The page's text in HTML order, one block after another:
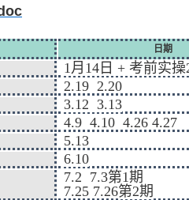
日期
1月14日 + 考前实操
2.19 2.20
3.12 3.13
4.9 4.10 4.26 4.27
5.13
6.10
7.2 7.3第1期
7.25 7.26第2期